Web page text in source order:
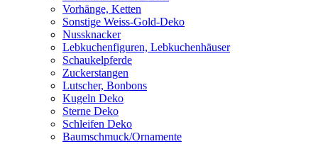
Vorhänge, Ketten
Sonstige Weiss-Gold-Deko
Nussknacker
Lebkuchenfiguren, Lebkuchenhäuser
Schaukelpferde
Zuckerstangen
Lutscher, Bonbons
Kugeln Deko
Sterne Deko
Schleifen Deko
Baumschmuck/Ornamente